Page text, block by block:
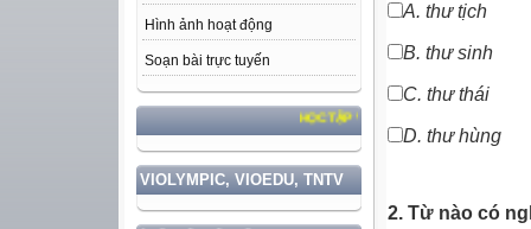
Hình ảnh hoạt động
Soạn bài trực tuyến
HỌC TẬP VÀ LÀM THEO TƯ TƯỞNG, ĐẠO ĐỨC,
VIOLYMPIC, VIOEDU, TNTV
A. thư tịch
B. thư sinh
C. thư thái
D. thư hùng
2. Từ nào có